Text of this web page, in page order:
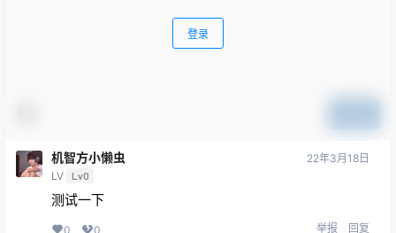
登录
机智方小懒虫
LV Lv0
22年3月18日
测试一下
0 0 举报 回复